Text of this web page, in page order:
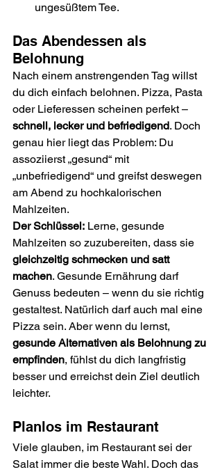
ungesüßtem Tee.
Das Abendessen als
Belohnung
Nach einem anstrengenden Tag willst
du dich einfach belohnen. Pizza, Pasta
oder Lieferessen scheinen perfekt –
schnell, lecker und befriedigend. Doch
genau hier liegt das Problem: Du
assoziierst „gesund“ mit
„unbefriedigend“ und greifst deswegen
am Abend zu hochkalorischen
Mahlzeiten.
Der Schlüssel: Lerne, gesunde
Mahlzeiten so zuzubereiten, dass sie
gleichzeitig schmecken und satt
machen. Gesunde Ernährung darf
Genuss bedeuten – wenn du sie richtig
gestaltest. Natürlich darf auch mal eine
Pizza sein. Aber wenn du lernst,
gesunde Alternativen als Belohnung zu
empfinden, fühlst du dich langfristig
besser und erreichst dein Ziel deutlich
leichter.
Planlos im Restaurant
Viele glauben, im Restaurant sei der
Salat immer die beste Wahl. Doch das